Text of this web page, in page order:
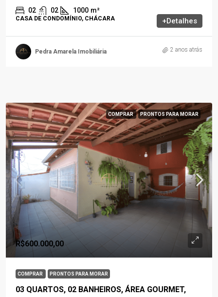
02 02 1000 m²
CASA DE CONDOMÍNIO, CHÁCARA +Detalhes
Pedra Amarela Imobiliária 2 anos atrás
COMPRAR PRONTOS PARA MORAR
R$600.000,00
COMPRAR PRONTOS PARA MORAR
03 QUARTOS, 02 BANHEIROS, ÁREA GOURMET,